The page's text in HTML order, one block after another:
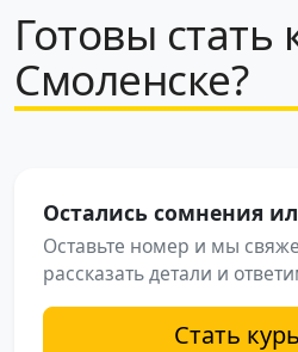
Готовы
Смоленске?
Остались сомнения
Оставьте номер и мы
рассказать детали и
Стать